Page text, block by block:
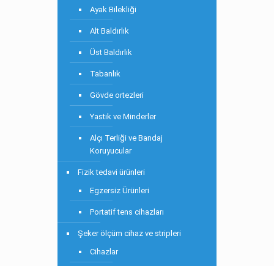
Ayak Bilekliği
Alt Baldırlık
Üst Baldırlık
Tabanlık
Gövde ortezleri
Yastık ve Minderler
Alçı Terliği ve Bandaj
Koruyucular
Fizik tedavi ürünleri
Egzersiz Ürünleri
Portatif tens cihazları
Şeker ölçüm cihaz ve stripleri
Cihazlar